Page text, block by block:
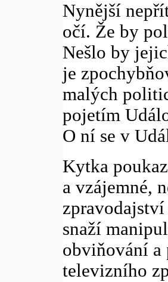
Nynější
očí. Že by
Nešlo by
je
malých
pojetím
O ní se v
Kytka
a vzájemné,
snaží
obviňování a
televizního